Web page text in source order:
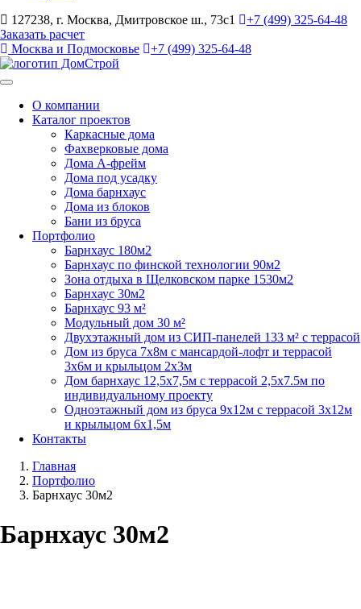
127238, г. Москва, Дмитровское ш., 73с1
+7 (499) 325-64-48
Заказать расчет
Москва и Подмосковье
+7 (499) 325-64-48
О компании
Каталог проектов
Каркасные дома
Фахверковые дома
Дома А-фрейм
Дома под усадку
Дома барнхаус
Дома из блоков
Бани из бруса
Портфолио
Барнхаус 180м2
Барнхаус по финской технологии 90м2
Зона отдыха в Щелковском парке 1530м2
Барнхаус 30м2
Барнхаус 93 м²
Модульный дом 30 м²
Двухэтажный дом из СИП-панелей 133 м² с террасой
Дом из бруса 7х8м с мансардой-лофт и террасой
3х6м и крыльцом 2х3м
Дом барнхаус 12,5х7,5м с террасой 2,5х7.5м по
индивидуальному проекту
Одноэтажный дом из бруса 9х12м с террасой 3х12м
и крыльцом 6х1,5м
Контакты
Главная
Портфолио
Барнхаус 30м2
Барнхаус 30м2